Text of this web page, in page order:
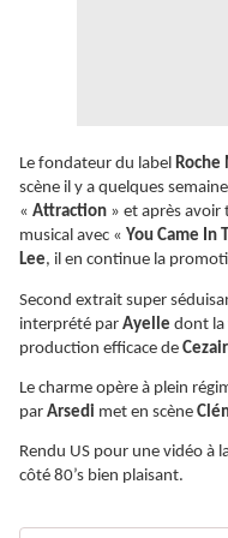
Le fondateur du label Roche
scène il y a quelques
« Attraction » et après avoir
musical avec « You Came In
Lee, il en continue la
Second extrait super
interprété par Ayelle dont la
production efficace de
Le charme opère à plein
par Arsedi met en scène
Rendu US pour une vidéo à
côté 80’s bien plaisant.